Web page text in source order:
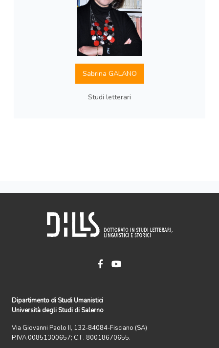
Sabrina GALANO
Studi letterari
Dipartimento di Studi Umanistici
Università degli Studi di Salerno
Via Giovanni Paolo II, 132-84084-Fisciano (SA)
P.IVA 00851300657; C.F. 80018670655.